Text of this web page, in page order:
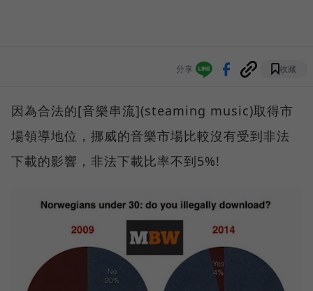
分享 收藏
因為合法的[音樂串流](steaming music)取得市
場領導地位，挪威的音樂市場比較沒有受到非法
下載的影響，非法下載比率不到5%!